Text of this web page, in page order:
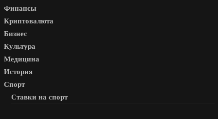
Финансы
Криптовалюта
Бизнес
Культура
Медицина
История
Спорт
Ставки на спорт